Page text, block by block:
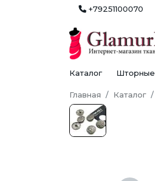
+79251100070
Каталог Шторные
Главная Каталог